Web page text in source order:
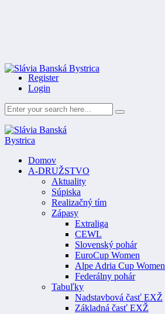
Register
Login
Domov
A-DRUŽSTVO
Aktuality
Súpiska
Realizačný tím
Zápasy
Extraliga
CEWL
Slovenský pohár
EuroCup Women
Alpe Adria Cup Women
Federálny pohár
Tabuľky
Nadstavbová časť EXŽ
Základná časť EXŽ